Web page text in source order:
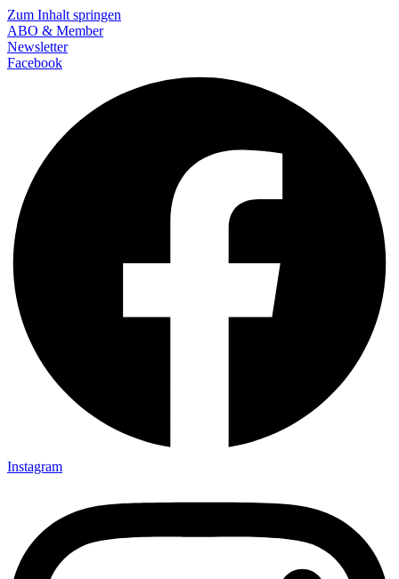
Zum Inhalt springen
ABO & Member
Newsletter
Facebook
Instagram